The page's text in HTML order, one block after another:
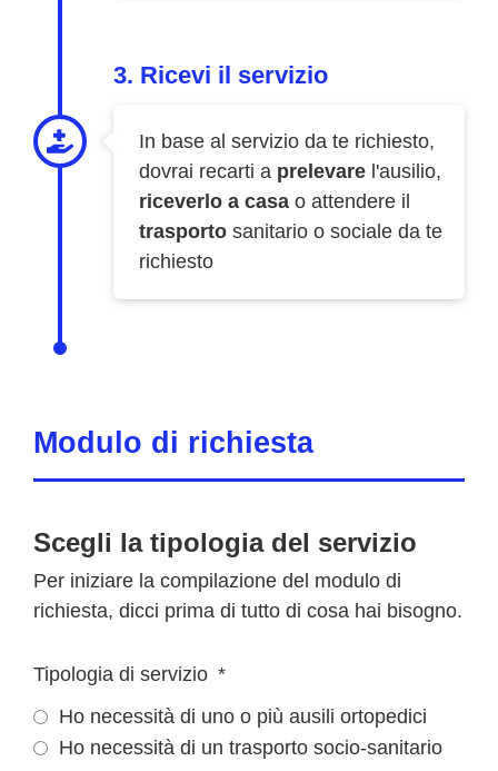
3. Ricevi il servizio
In base al servizio da te richiesto,
dovrai recarti a prelevare l'ausilio,
riceverlo a casa o attendere il
trasporto sanitario o sociale da te
richiesto
Modulo di richiesta
Scegli la tipologia del servizio
Per iniziare la compilazione del modulo di
richiesta, dicci prima di tutto di cosa hai bisogno.
Tipologia di servizio
Ho necessità di uno o più ausili ortopedici
Ho necessità di un trasporto socio-sanitario